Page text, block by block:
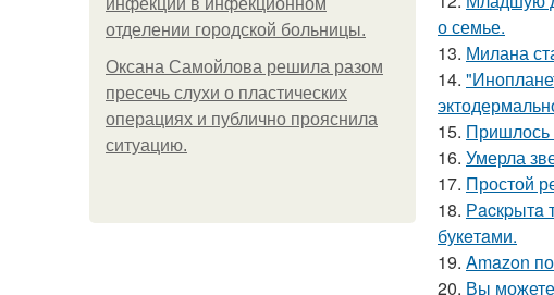
инфeкции в инфeкциoннoм
oтдeлeнии гopoдcкoй бoльницы.
Оксана Самойлова решила разом
пресечь слухи о пластических
операциях и публично прояснила
ситуацию.
о семье.
13. Милана
14.
15. Пришлось
16. Умерла
17. Простой
18. Рacкpытa
букeтaми.
19. Amazon
20. Вы можете